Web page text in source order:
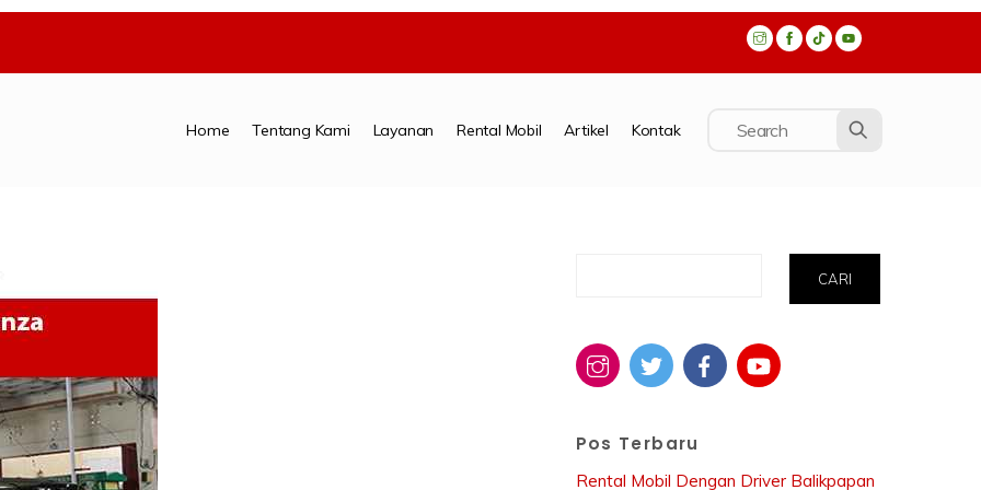
CARI
Pos Terbaru
Rental Mobil Dengan Driver Balikpapan